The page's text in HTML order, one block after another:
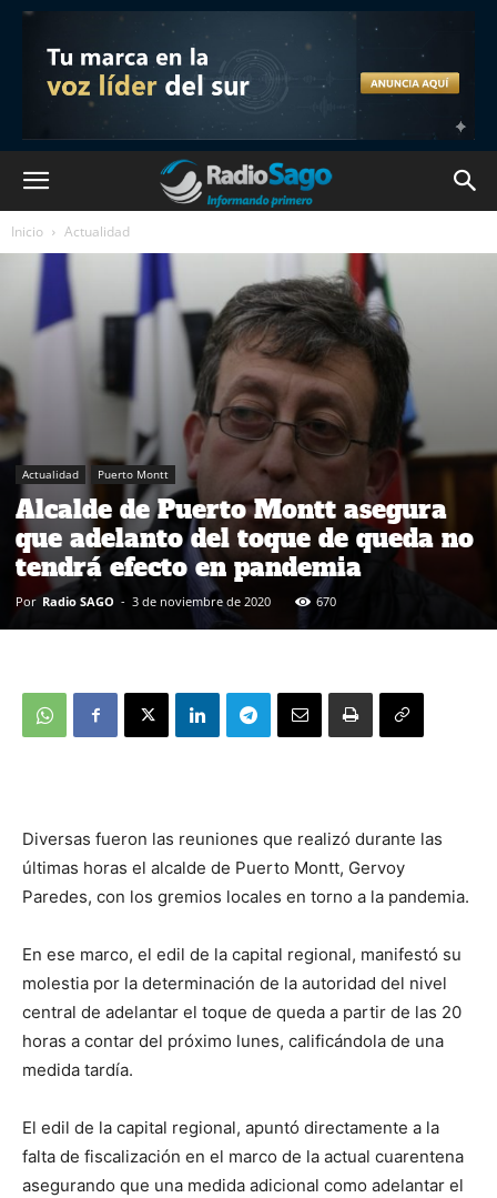
Inicio Actualidad
Actualidad Puerto Montt
Alcalde de Puerto Montt asegura
que adelanto del toque de queda no
tendrá efecto en pandemia
Por Radio SAGO - 3 de noviembre de 2020 670
Diversas fueron las reuniones que realizó durante las
últimas horas el alcalde de Puerto Montt, Gervoy
Paredes, con los gremios locales en torno a la pandemia.
En ese marco, el edil de la capital regional, manifestó su
molestia por la determinación de la autoridad del nivel
central de adelantar el toque de queda a partir de las 20
horas a contar del próximo lunes, calificándola de una
medida tardía.
El edil de la capital regional, apuntó directamente a la
falta de fiscalización en el marco de la actual cuarentena
asegurando que una medida adicional como adelantar el